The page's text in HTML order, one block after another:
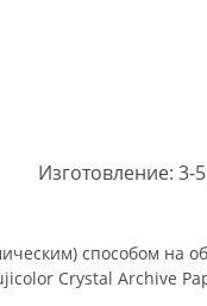
Изготовление: 3-
способом на
Crystal Archive